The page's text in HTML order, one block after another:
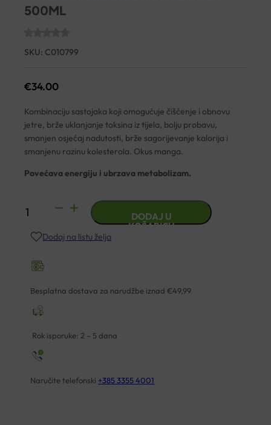
500ML
SKU: C010799
€34.00
Kombinaciju sastojaka koji omogućuje čišćenje i obnovu
jetre, brže uklanjanje toksina iz tijela, bolju probavu,
smanjen osjećaj nadutosti, brže sagorijevanje kalorija i
smanjenu razinu kolesterola. Okus manga.
Povećava energiju i ubrzava metabolizam.
YASENKA
ACTIVE
500ML
količina
DODAJ U
KOŠARICU
Dodaj na listu želja
Besplatna dostava za narudžbe iznad €49,99
Rok isporuke: 2 – 5 dana
Naručite telefonski +385 3355 4001